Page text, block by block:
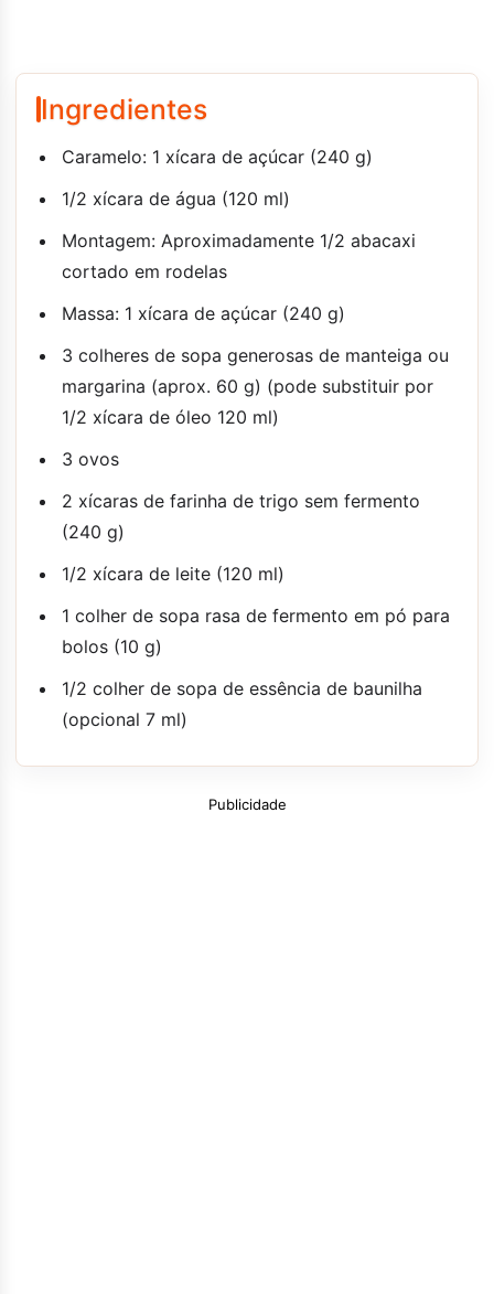
Ingredientes
Caramelo: 1 xícara de açúcar (240 g)
1/2 xícara de água (120 ml)
Montagem: Aproximadamente 1/2 abacaxi
cortado em rodelas
Massa: 1 xícara de açúcar (240 g)
3 colheres de sopa generosas de manteiga ou
margarina (aprox. 60 g) (pode substituir por
1/2 xícara de óleo 120 ml)
3 ovos
2 xícaras de farinha de trigo sem fermento
(240 g)
1/2 xícara de leite (120 ml)
1 colher de sopa rasa de fermento em pó para
bolos (10 g)
1/2 colher de sopa de essência de baunilha
(opcional 7 ml)
Publicidade